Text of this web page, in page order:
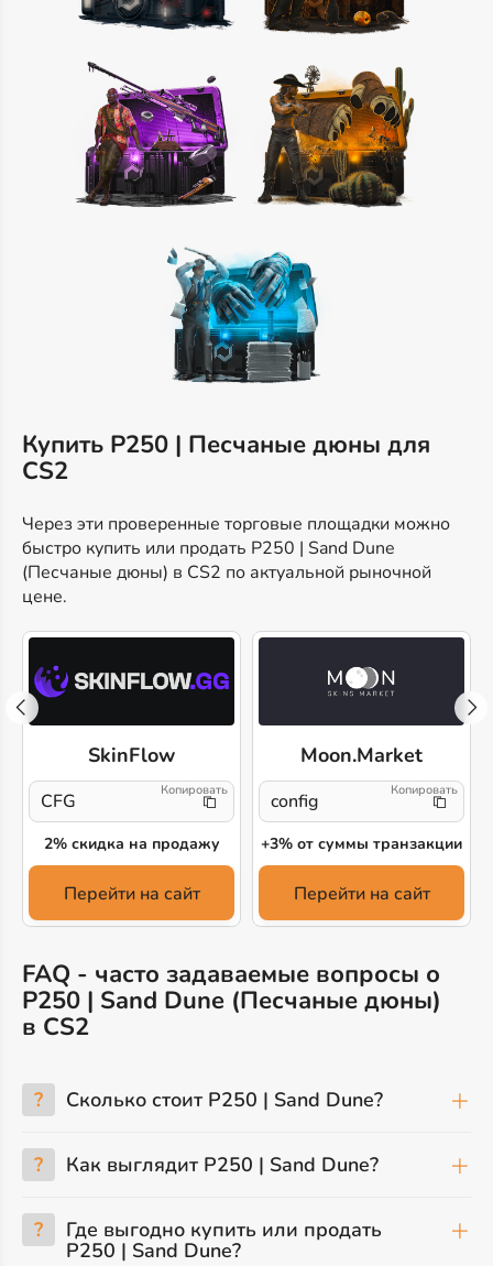
Купить P250 | Песчаные дюны для
CS2
Через эти проверенные торговые площадки можно
быстро купить или продать P250 | Sand Dune
(Песчаные дюны) в CS2 по актуальной рыночной
цене.
SkinFlow
CFG
2% скидка на продажу
Перейти на сайт
Moon.Market
config
+3% от суммы транзакции
Перейти на сайт
FAQ - часто задаваемые вопросы о
P250 | Sand Dune (Песчаные дюны)
в CS2
? Сколько стоит P250 | Sand Dune?
? Как выглядит P250 | Sand Dune?
? Где выгодно купить или продать
P250 | Sand Dune?